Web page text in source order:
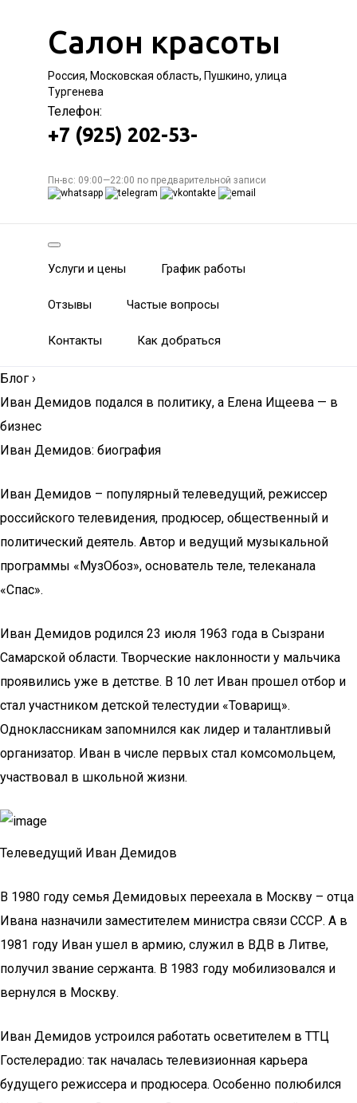
Салон красоты
Россия, Московская область, Пушкино, улица
Тургенева
Телефон:
+7 (925) 202-53-
Пн-вс: 09:00—22:00 по предварительной записи
Услуги и цены График работы
Отзывы Частые вопросы
Контакты Как добраться
Блог ›
Иван Демидов подался в политику, а Елена Ищеева — в
бизнеc
Иван Демидов: биография
Иван Демидов – популярный телеведущий, режиссер
российского телевидения, продюсер, общественный и
политический деятель. Автор и ведущий музыкальной
программы «МузОбоз», основатель теле, телеканала
«Спас».
Иван Демидов родился 23 июля 1963 года в Сызрани
Самарской области. Творческие наклонности у мальчика
проявились уже в детстве. В 10 лет Иван прошел отбор и
стал участником детской телестудии «Товарищ».
Одноклассникам запомнился как лидер и талантливый
организатор. Иван в числе первых стал комсомольцем,
участвовал в школьной жизни.
Телеведущий Иван Демидов
В 1980 году семья Демидовых переехала в Москву – отца
Ивана назначили заместителем министра связи СССР. А в
1981 году Иван ушел в армию, служил в ВДВ в Литве,
получил звание сержанта. В 1983 году мобилизовался и
вернулся в Москву.
Иван Демидов устроился работать осветителем в ТТЦ
Гостелерадио: так началась телевизионная карьера
будущего режиссера и продюсера. Особенно полюбился